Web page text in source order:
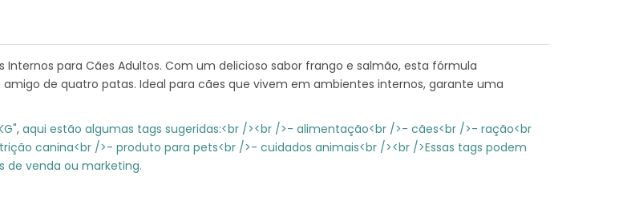
para Cães Adultos. Com um delicioso sabor frango e salmão, esta fórmula
de quatro patas. Ideal para cães que vivem em ambientes internos, garante uma
, aqui estão algumas tags sugeridas:<br /><br />- alimentação<br />- cães<br />- ração<br
canina<br />- produto para pets<br />- cuidados animais<br /><br />Essas tags podem
venda ou marketing.